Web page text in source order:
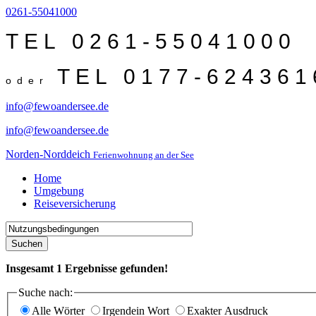
0261-55041000
TEL 0261-55041000
oder TEL 0177-
info@fewoandersee.de
info@fewoandersee.de
Norden-Norddeich Ferienwohnung an der See
Home
Umgebung
Reiseversicherung
Suchen
Insgesamt 1 Ergebnisse gefunden!
Suche nach:
Alle Wörter
Irgendein Wort Exakter Ausdruck